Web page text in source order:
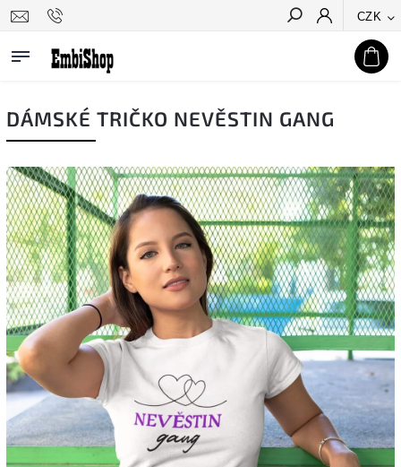
CZK
Hledat
DÁMSKÉ TRIČKO NEVĚSTIN GANG